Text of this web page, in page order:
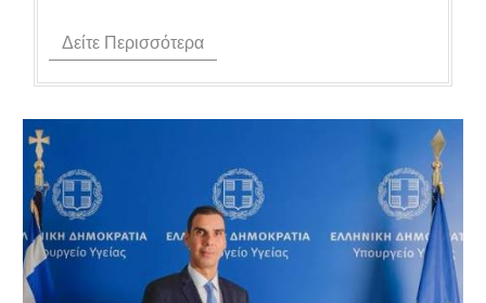
Δείτε Περισσότερα